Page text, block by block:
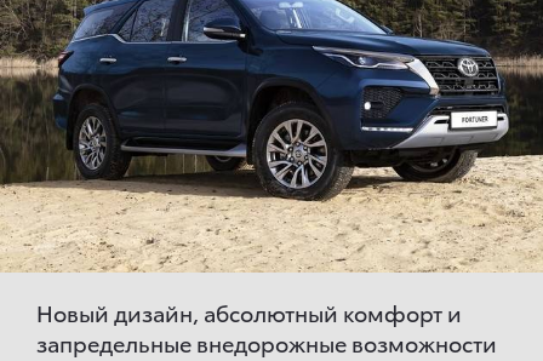
Новый дизайн, абсолютный комфорт и
запредельные внедорожные возможности